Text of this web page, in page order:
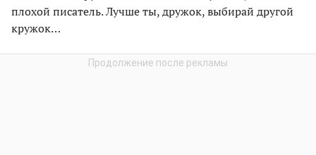
плохой писатель. Лучше ты, дружок, выбирай другой
кружок…